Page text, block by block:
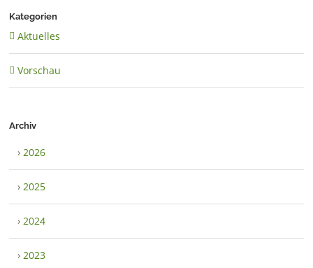
Kategorien
Aktuelles
Vorschau
Archiv
›2026
›2025
›2024
›2023